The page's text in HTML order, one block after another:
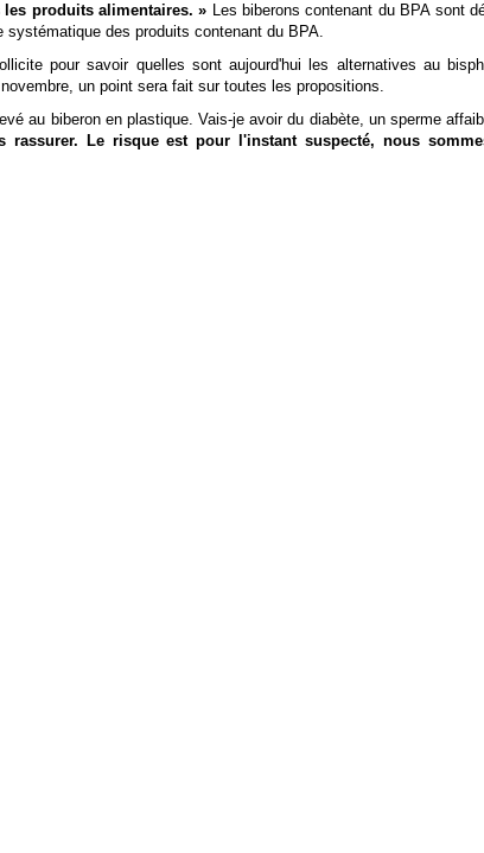
produits alimentaires. » Les biberons contenant du BPA sont
systématique des produits contenant du BPA.
pour savoir quelles sont aujourd'hui les alternatives au
novembre, un point sera fait sur toutes les propositions.
au biberon en plastique. Vais-je avoir du diabète, un sperme
Le risque est pour l'instant suspecté, nous